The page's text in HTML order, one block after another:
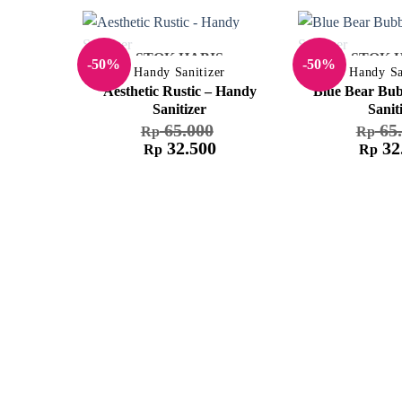
-50% STOK HABIS
Handy Sanitizer
Aesthetic Rustic – Handy
Sanitizer
Rp65.000
Harga
aslinya
Rp32.500Harga
-50% STOK
Handy
Blue Bear
Rp
Harga
aslinya
Rp